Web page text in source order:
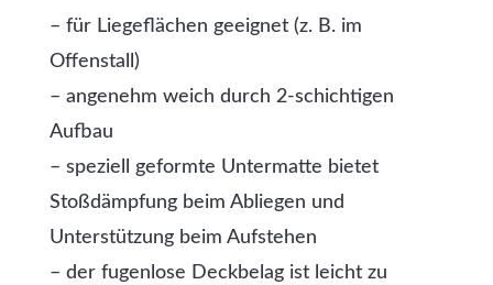
– für Liegeflächen geeignet (z. B. im
Offenstall)
– angenehm weich durch 2-schichtigen
Aufbau
– speziell geformte Untermatte bietet
Stoßdämpfung beim Abliegen und
Unterstützung beim Aufstehen
– der fugenlose Deckbelag ist leicht zu